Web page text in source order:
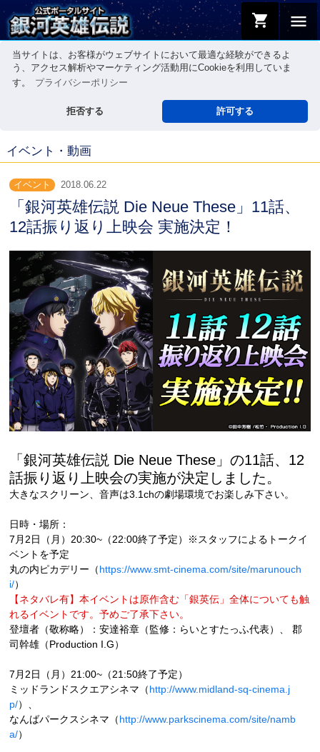
当サイトは、お客様がウェブサイトにおいて最適な経験ができるよ
う、アクセス解析やマーケティング活動用にCookieを利用していま
す。
プライバシーポリシー
拒否する 許可する
menu
shopping_cart
イベント・動画
イベント 2018.06.22
「銀河英雄伝説 Die Neue These」11話、
12話振り返り上映会 実施決定！
「銀河英雄伝説 Die Neue These」の11話、12
話振り返り上映会の実施が決定しました。
大きなスクリーン、音声は3.1chの劇場環境でお楽しみ下さい。
日時・場所：
7月2日（月）20:30~（22:00終了予定）※スタッフによるトークイ
ベントを予定
丸の内ピカデリー（https://www.smt-cinema.com/site/marunouch
i/）
【ネタバレ有】本イベントは原作含む「銀英伝」全体についても触
れるイベントです。予めご了承下さい。
登壇者（敬称略）：安達裕章（監修：らいとすたっふ代表）、 郡
司幹雄（Production I.G）
7月2日（月）21:00~（21:50終了予定）
ミッドランドスクエアシネマ（http://www.midland-sq-cinema.j
p/）、
なんばパークスシネマ（http://www.parkscinema.com/site/namb
a/）